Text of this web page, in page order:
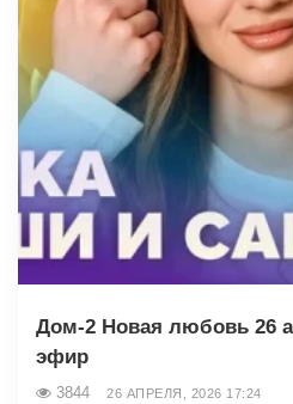
Дом-2 Новая любовь 26
эфир
3844 26 АПРЕЛЯ, 2026 17:24